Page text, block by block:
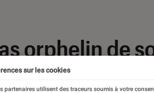
orphelin de
sur les cookies
partenaires utilisent des traceurs soumis à votre